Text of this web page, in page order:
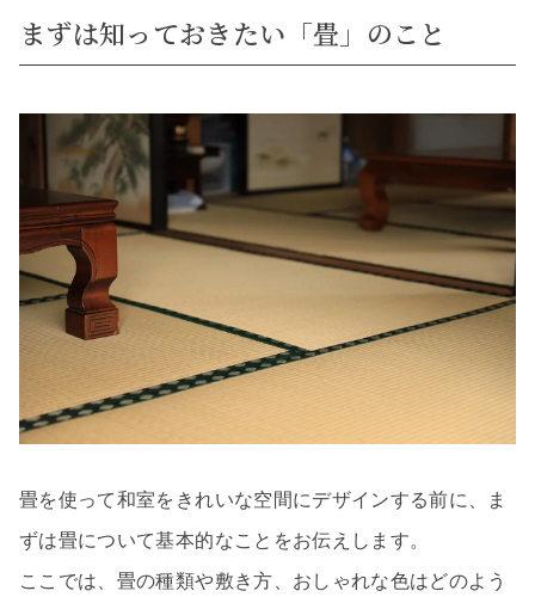
まずは知っておきたい「畳」のこと
畳を使って和室をきれいな空間にデザインする前に、ま
ずは畳について基本的なことをお伝えします。
ここでは、畳の種類や敷き方、おしゃれな色はどのよう